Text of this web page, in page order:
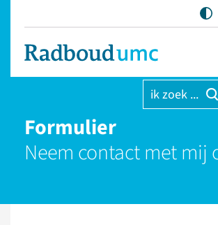
ik zoek ...
Formulier
Neem contact met mij